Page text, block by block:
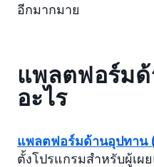
อีกมากมาย
แพลตฟอร์ม
อะไร
แพลตฟอร์มด้านอุปทาน
ตั้งโปรแกรมสำหรับผู้เผ